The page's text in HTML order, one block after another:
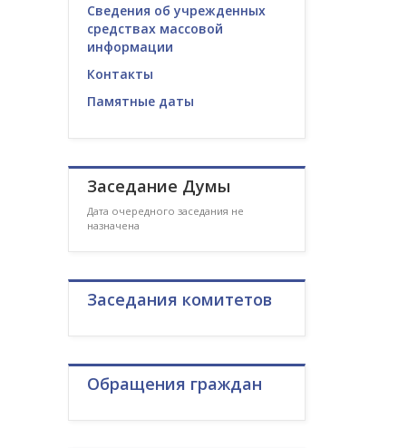
Сведения об учрежденных
средствах массовой
информации
Контакты
Памятные даты
Заседание Думы
Дата очередного заседания не
назначена
Заседания комитетов
Обращения граждан